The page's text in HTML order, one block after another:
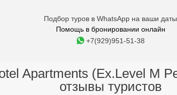
Подбор туров в WhatsApp на ваши даты
Помощь в бронировании онлайн
+7(929)951-51-38
Apartments (Ex.Level M
отзывы туристов